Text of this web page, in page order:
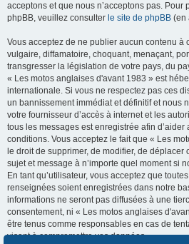
acceptons et que nous n’acceptons pas. Pour
phpBB, veuillez consulter le site de phpBB (en
Vous acceptez de ne publier aucun contenu à
vulgaire, diffamatoire, choquant, menaçant,
transgresser la législation de votre pays, du
« Les motos anglaises d'avant 1983 » est
internationale. Si vous ne respectez pas ces
un bannissement immédiat et définitif et nous
votre fournisseur d’accès à internet et les
tous les messages est enregistrée afin d’aider
conditions. Vous acceptez le fait que « Les
le droit de supprimer, de modifier, de déplacer
sujet et message à n’importe quel moment si
En tant qu’utilisateur, vous acceptez que
renseignées soient enregistrées dans notre
informations ne seront pas diffusées à une
consentement, ni « Les motos anglaises
être tenus comme responsables en cas de
visant à compromettre vos données.